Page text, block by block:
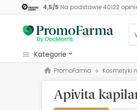
4,5/5 Na podstawie40122
kategorie
Kosmetyki
Zdrowie
PromoFarma Kosmetyki
Apivita